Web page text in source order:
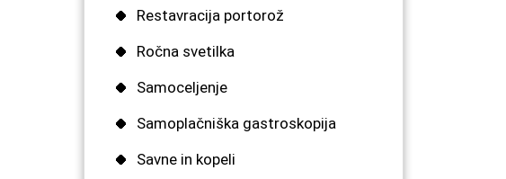
Restavracija portorož
Ročna svetilka
Samoceljenje
Samoplačniška gastroskopija
Savne in kopeli